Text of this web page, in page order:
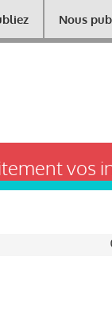
Nous
vos